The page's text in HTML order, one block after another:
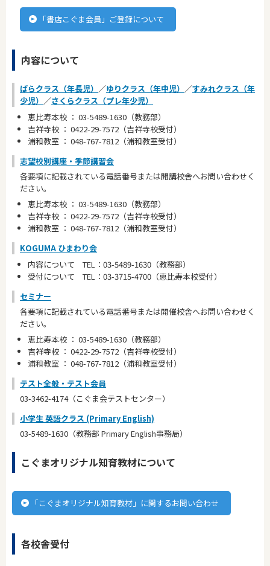
「書店こぐま会員」ご登録について
内容について
ばらクラス（年長児） ／ゆりクラス（年中児） ／すみれクラス（年
少児） ／さくらクラス（プレ年少児）
恵比寿本校 ： 03-5489-1630（教務部）
吉祥寺校 ： 0422-29-7572（吉祥寺校受付）
浦和教室 ： 048-767-7812（浦和教室受付）
志望校別講座・季節講習会
各要項に記載されている電話番号または開講校舎へお問い合わせく
ださい。
恵比寿本校 ： 03-5489-1630（教務部）
吉祥寺校 ： 0422-29-7572（吉祥寺校受付）
浦和教室 ： 048-767-7812（浦和教室受付）
KOGUMA ひまわり会
内容について TEL：03-5489-1630（教務部）
受付について TEL：03-3715-4700（恵比寿本校受付）
セミナー
各要項に記載されている電話番号または開催校舎へお問い合わせく
ださい。
恵比寿本校 ： 03-5489-1630（教務部）
吉祥寺校 ： 0422-29-7572（吉祥寺校受付）
浦和教室 ： 048-767-7812（浦和教室受付）
テスト全般・テスト会員
03-3462-4174（こぐま会テストセンター）
小学生 英語クラス (Primary English)
03-5489-1630（教務部 Primary English事務局）
こぐまオリジナル知育教材について
「こぐまオリジナル知育教材」に関するお問い合わせ
各校舎受付